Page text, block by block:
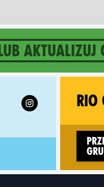
aktualizuj
Follow XR RIO DE
RIO